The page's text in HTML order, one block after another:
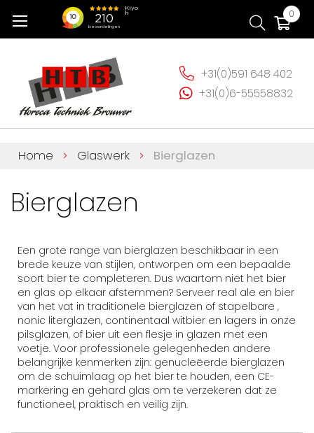
naar
0
+31(0)591 648 402
+31(0)6-55558832
Home Glaswerk Bierglazen
Bierglazen
Een grote range van bierglazen beschikbaar in een
brede keuze van stijlen, ontworpen om een bepaalde
soort bier te completeren. Dus waartom niet het bier
en glas op elkaar afstemmen? Serveer real ale en bier
van het vat in traditionele bierglazen of stapelbare ,
nonic literglazen, continentaal witbier en lagers in onze
pilsglazen, of bier uit een flesje in glazen met een
voetje. Voor professionele gelegenheden andere
belangrijke kenmerken zijn: genucleëerde bierglazen
om de schuimlaag op het bier te houden, een CE-
markering en gehard glas om te verzekeren dat ze
functioneel, praktisch en veilig zijn.